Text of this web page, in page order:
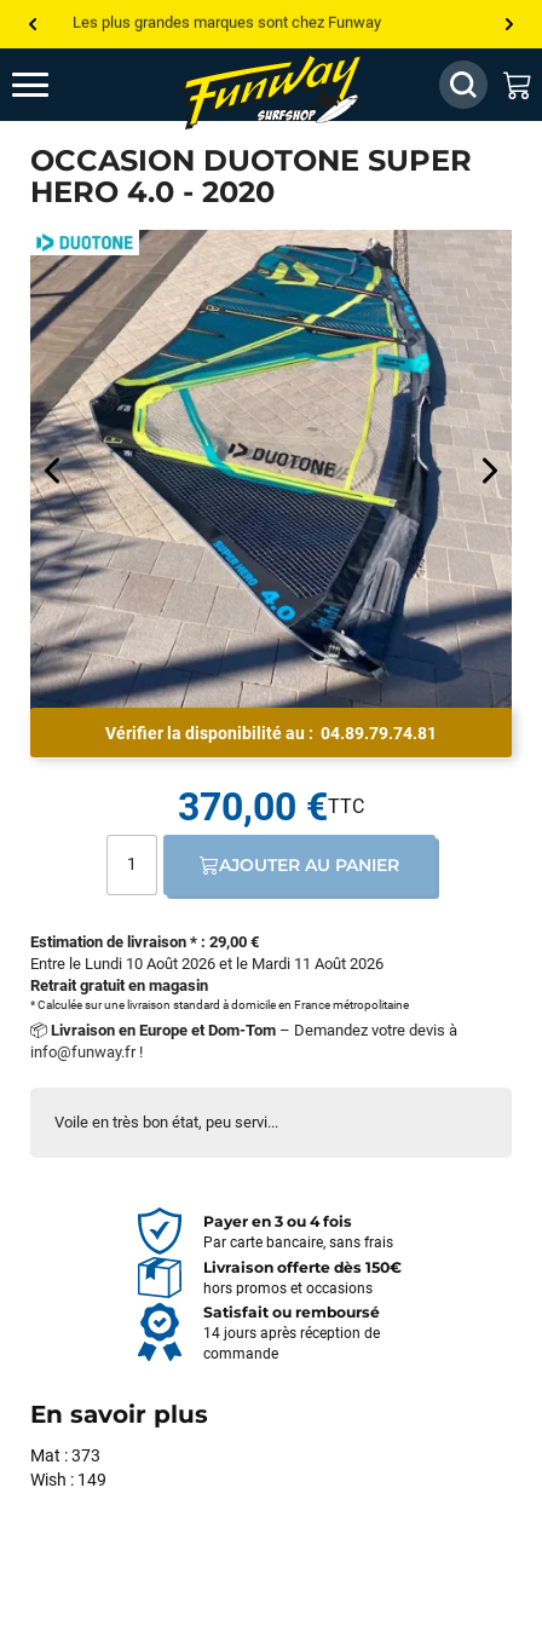
Les plus grandes marques sont chez Funway
Jusqu’à -75% de remise sur le windsurf, wingfoil, etc...
💰 Meilleur prix garanti — Moins cher ailleurs ? On s’aligne !
Besoin de conseils de pro ? Appelle nous !
OCCASION DUOTONE SUPER
HERO 4.0 - 2020
Voile en très bon état, peu servi...
Vérifier la disponibilité au : 04.89.79.74.81
Estimation de livraison * : 29,00 €
Entre le Lundi 10 Août 2026 et le Mardi 11 Août 2026
Retrait gratuit en magasin
* Calculée sur une livraison standard à domicile en France métropolitaine
📦 Livraison en Europe et Dom-Tom – Demandez votre devis à
info@funway.fr!
370,00 €
AJOUTER AU PANIER
Payer en 3 ou 4 fois
Par carte bancaire, sans frais
Livraison offerte dès 150€
hors promos et occasions
Satisfait ou remboursé
14 jours après réception de
commande
En savoir plus
Mat : 373
Wish : 149